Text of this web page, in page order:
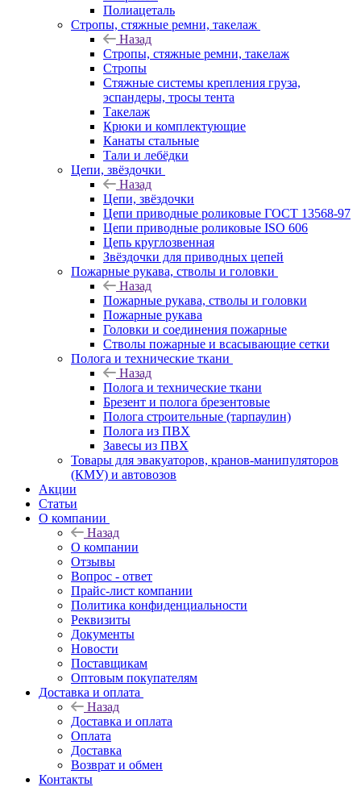
Полиацеталь
Стропы, стяжные ремни, такелаж
Назад
Стропы, стяжные ремни, такелаж
Стропы
Стяжные системы крепления груза,
эспандеры, тросы тента
Такелаж
Крюки и комплектующие
Канаты стальные
Тали и лебёдки
Цепи, звёздочки
Назад
Цепи, звёздочки
Цепи приводные роликовые ГОСТ 13568-97
Цепи приводные роликовые ISO 606
Цепь круглозвенная
Звёздочки для приводных цепей
Пожарные рукава, стволы и головки
Назад
Пожарные рукава, стволы и головки
Пожарные рукава
Головки и соединения пожарные
Стволы пожарные и всасывающие сетки
Полога и технические ткани
Назад
Полога и технические ткани
Брезент и полога брезентовые
Полога строительные (тарпаулин)
Полога из ПВХ
Завесы из ПВХ
Товары для эвакуаторов, кранов-манипуляторов
(КМУ) и автовозов
Акции
Статьи
О компании
Назад
О компании
Отзывы
Вопрос - ответ
Прайс-лист компании
Политика конфиденциальности
Реквизиты
Документы
Новости
Поставщикам
Оптовым покупателям
Доставка и оплата
Назад
Доставка и оплата
Оплата
Доставка
Возврат и обмен
Контакты